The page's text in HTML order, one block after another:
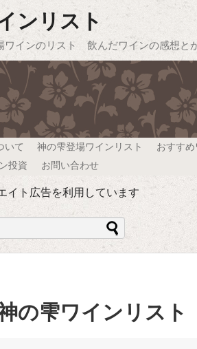
ンリスト
ワインのリスト 飲んだワインの感想と
いて 神の雫登場ワインリスト おすす
投資 お問い合わせ
イト広告を利用しています
の雫ワインリスト